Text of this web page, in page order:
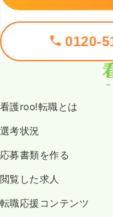
0120-
看護roo!転職とは
選考状況
応募書類を作る
閲覧した求人
転職応援コンテンツ